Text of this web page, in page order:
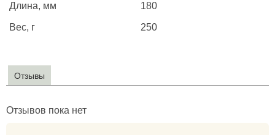
Длина, мм 180
Вес, г 250
Отзывы
Отзывов пока нет